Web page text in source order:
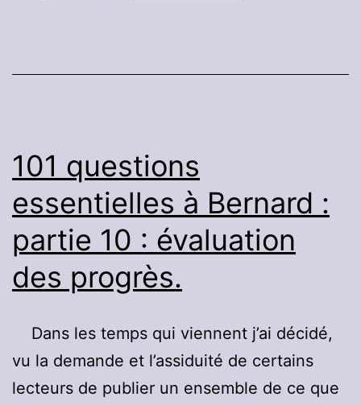
Purification-
Travail
sur
les
sens.
101 questions
essentielles à Bernard :
partie 10 : évaluation
des progrès.
Dans les temps qui viennent j’ai décidé,
vu la demande et l’assiduité de certains
lecteurs de publier un ensemble de ce que